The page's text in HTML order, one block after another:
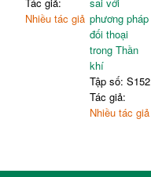
Nhiều tác giả phương pháp
đối thoại
trong Thần
khí
Tập số: S152
Tác giả:
Nhiều tác giả